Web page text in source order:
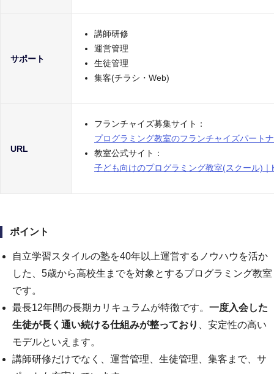
サポート
講師研修
運営管理
生徒管理
集客(チラシ・Web)
URL
フランチャイズ募集サイト：
プログラミング教室のフランチャイズパート
教室公式サイト：
子ども向けのプログラミング教室(スクール)
ポイント
自立学習スタイルの塾を40年以上運営するノウハウを活か
した、5歳から高校生までを対象とするプログラミング教室
です。
最長12年間の長期カリキュラムが特徴です。 一度入会した
生徒が長く通い続ける仕組みが整っており
、安定性の高い
モデルといえます。
講師研修だけでなく、運営管理、生徒管理、集客まで、サ